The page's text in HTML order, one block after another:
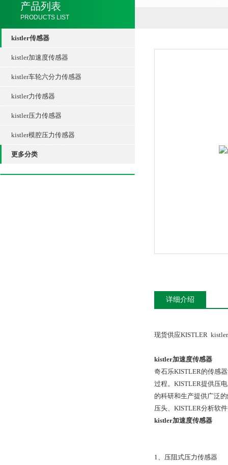
产品列表
PRODUCTS LIST
kistler传感器
kistler加速度传感器
kistler车轮六分力传感器
kistler力传感器
kistler压力传感器
kistler模腔压力传感器
更多分类
详细介绍
现货供应KISTLER
kistler加速度传感器
奇石乐KISTLER的传感
过程。KISTLER提供压
的科研和生产提供广泛
压头、KISTLER分析软
kistler加速度传感器
1、压阻式压力传感器